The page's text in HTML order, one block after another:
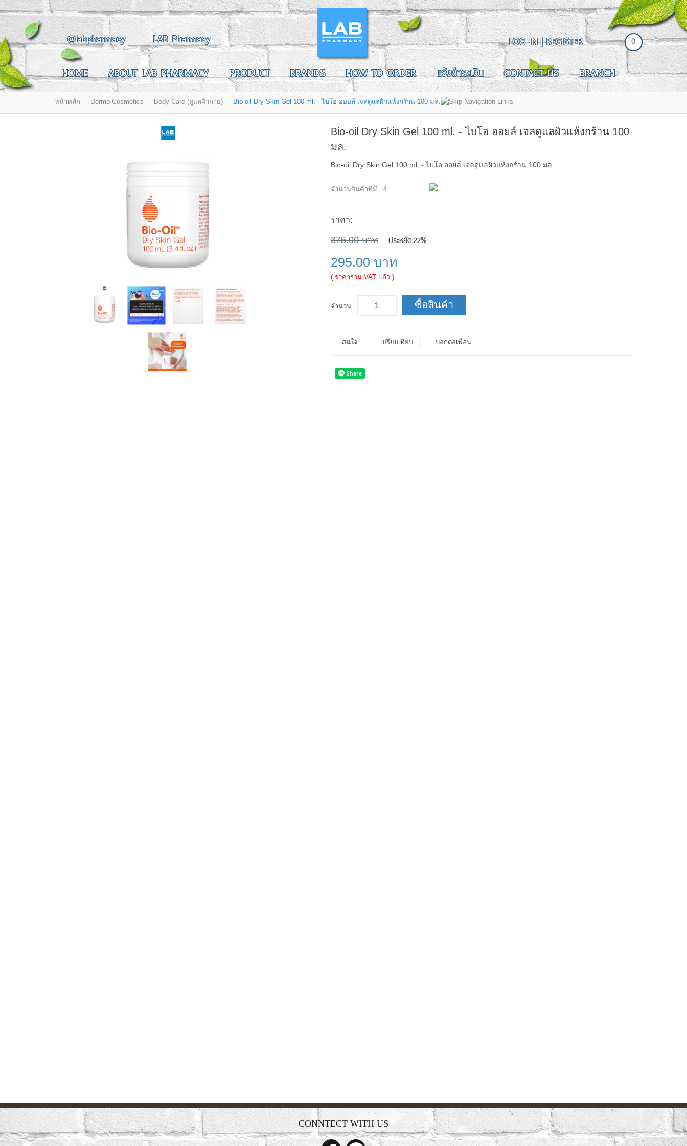
สินค้าที่สนใจ
HOME
ABOUT LAB PHARMACY
PRODUCT
BRANDS
HOW TO ORDER
แจ้งชำระเงิน
CONTACT US
BRANCH
@labpharmacy LAB Pharmacy 0
LOG IN|REGISTER
HOME ABOUT LAB PHARMACY PRODUCT BRANDS HOW TO ORDER แจ้งชำระเงิน CONTACT US BRANCH
หน้าหลัก Dermo Cosmetics Body Care (ดูแลผิวกาย) Bio-oil Dry Skin Gel 100 ml. - ไบโอ ออยล์ เจลดูแลผิวแห้งกร้าน 100 มล.
Bio-oil Dry Skin Gel 100 ml. - ไบโอ ออยล์ เจลดูแลผิวแห้งกร้าน 100
มล.
Bio-oil Dry Skin Gel 100 ml. - ไบโอ ออยล์ เจลดูแลผิวแห้งกร้าน 100 มล.
จำนวนสินค้าที่มี : 4
ราคา:
375.00 บาท ประหยัด:22%
295.00 บาท
( ราคารวม VAT แล้ว )
จำนวน ซื้อสินค้า
สนใจ เปรียบเทียบ บอกต่อเพื่อน
CONNTECT WITH US